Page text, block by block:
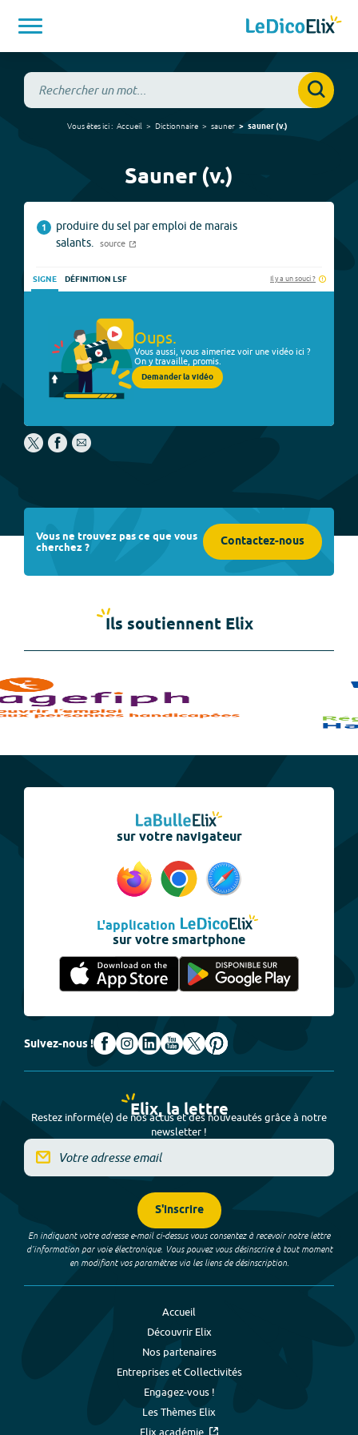
Vous êtes ici : Accueil Dictionnaire sauner sauner(v.)
Sauner (v.)
1
produire du sel par emploi de marais
salants.
source
SIGNE DÉFINITION LSF Il y a un souci ?
Oups.
Vous aussi, vous aimeriez voir une vidéo ici ?
On y travaille, promis.
Demander la vidéo
Vous ne trouvez pas ce que vous
cherchez ? Contactez-nous
Ils soutiennent Elix
sur votre navigateur
L'application
sur votre smartphone
Suivez-nous !
Elix, la lettre
Restez informé(e) de nos actus et des nouveautés grâce à notre
newsletter !
S'inscrire
En indiquant votre adresse e-mail ci-dessus vous consentez à recevoir notre lettre
d’information par voie électronique. Vous pouvez vous désinscrire à tout moment
en modifiant vos paramètres via les liens de désinscription.
Accueil
Découvrir Elix
Nos partenaires
Entreprises et Collectivités
Engagez-vous !
Les Thèmes Elix
Elix académie